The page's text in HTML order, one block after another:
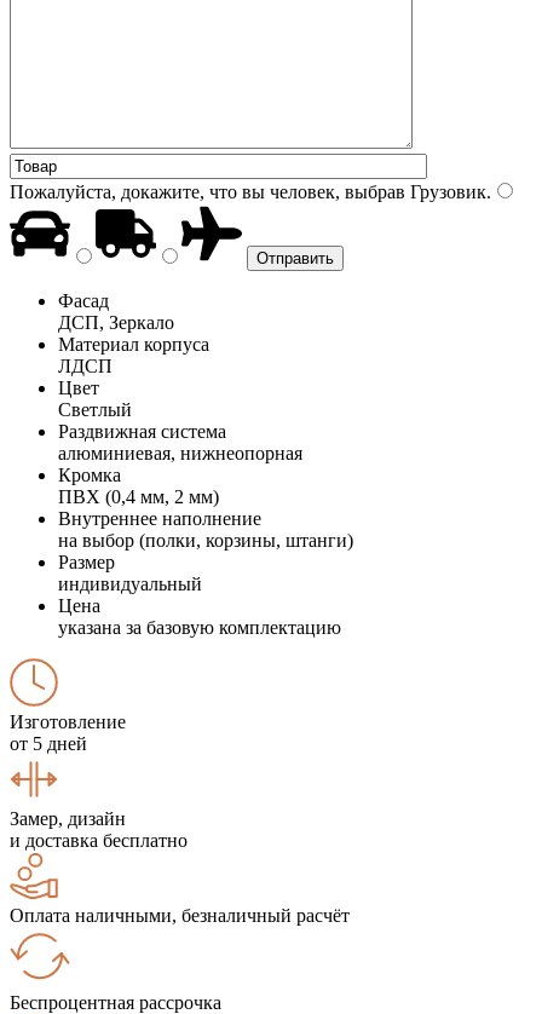
Пожалуйста, докажите, что вы человек, выбрав Грузовик.
Фасад
ДСП, Зеркало
Материал корпуса
ЛДСП
Цвет
Светлый
Раздвижная система
алюминиевая, нижнеопорная
Кромка
ПВХ (0,4 мм, 2 мм)
Внутреннее наполнение
на выбор (полки, корзины, штанги)
Размер
индивидуальный
Цена
указана за базовую комплектацию
Изготовление
от 5 дней
Замер, дизайн
и доставка бесплатно
Оплата наличными, безналичный расчёт
Беспроцентная рассрочка